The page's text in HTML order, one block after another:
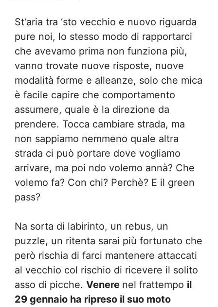
St’aria tra ‘sto vecchio e nuovo riguarda
pure noi, lo stesso modo di rapportarci
che avevamo prima non funziona più,
vanno trovate nuove risposte, nuove
modalità forme e alleanze, solo che mica
è facile capire che comportamento
assumere, quale è la direzione da
prendere. Tocca cambiare strada, ma
non sappiamo nemmeno quale altra
strada ci può portare dove vogliamo
arrivare, ma poi ndo volemo annà? Che
volemo fa? Con chi? Perchè? E il green
pass?
Na sorta di labirinto, un rebus, un
puzzle, un ritenta sarai più fortunato che
però rischia di farci mantenere attaccati
al vecchio col rischio di ricevere il solito
asso di picche. Venere nel frattempo il
29 gennaio ha ripreso il suo moto